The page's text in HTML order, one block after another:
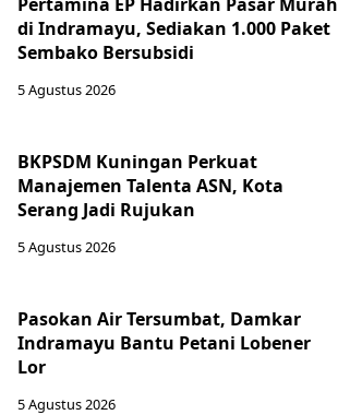
di Indramayu, Sediakan 1.000 Paket
Sembako Bersubsidi
5 Agustus 2026
BKPSDM Kuningan Perkuat
Manajemen Talenta ASN, Kota
Serang Jadi Rujukan
5 Agustus 2026
Pasokan Air Tersumbat, Damkar
Indramayu Bantu Petani Lobener
Lor
5 Agustus 2026